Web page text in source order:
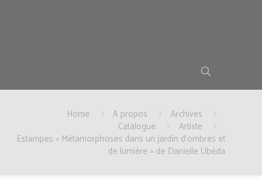
Home A propos
Archives
Catalogue
Artiste
Estampes « Métamorphoses dans un jardin d’ombres et
de lumière » de Danielle Ubéda